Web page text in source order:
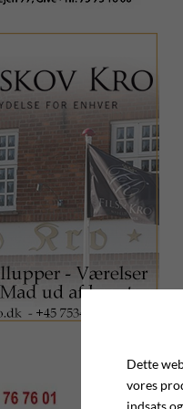
Dette
vores
indsats